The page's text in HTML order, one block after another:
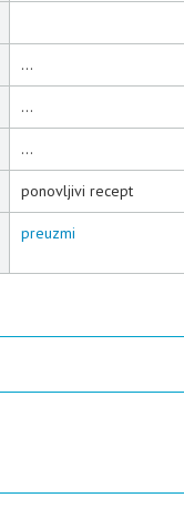
...
...
...
ponovljivi recept
preuzmi